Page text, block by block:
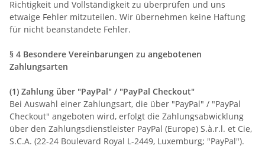
Richtigkeit und Vollständigkeit zu überprüfen und uns
etwaige Fehler mitzuteilen. Wir übernehmen keine Haftung
für nicht beanstandete Fehler.
§ 4 Besondere Vereinbarungen zu angebotenen
Zahlungsarten
(1) Zahlung über "PayPal" / "PayPal Checkout"
Bei Auswahl einer Zahlungsart, die über "PayPal" / "PayPal
Checkout" angeboten wird, erfolgt die Zahlungsabwicklung
über den Zahlungsdienstleister PayPal (Europe) S.à.r.l. et Cie,
S.C.A. (22-24 Boulevard Royal L-2449, Luxemburg; "PayPal").